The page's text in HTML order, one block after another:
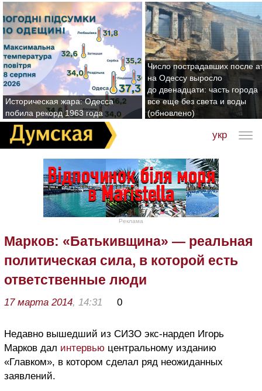
Историческая жара: Одесса
побила рекорд 1963 года
Число пострадавших после
на Одессу выросло
до двенадцати: часть города
все еще без света и воды
(обновлено)
укр
Реклама
Марков: «Батькивщина» — реальная
политическая сила, в которой есть
ответственные люди
17 марта 2014, 14:31 0
Недавно вышедший из СИЗО экс-нардеп Игорь
Марков дал интервью центральному изданию
«Главком», в котором сделал ряд неожиданных
заявлений.